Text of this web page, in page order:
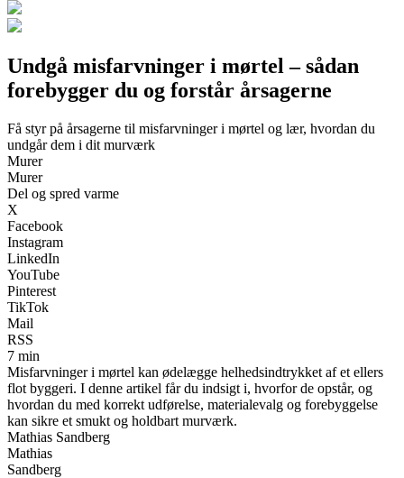
Undgå misfarvninger i mørtel – sådan
forebygger du og forstår årsagerne
Få styr på årsagerne til misfarvninger i mørtel og lær, hvordan du
undgår dem i dit murværk
Murer
Murer
Del og spred varme
X
Facebook
Instagram
LinkedIn
YouTube
Pinterest
TikTok
Mail
RSS
7 min
Misfarvninger i mørtel kan ødelægge helhedsindtrykket af et ellers
flot byggeri. I denne artikel får du indsigt i, hvorfor de opstår, og
hvordan du med korrekt udførelse, materialevalg og forebyggelse
kan sikre et smukt og holdbart murværk.
Mathias Sandberg
Mathias
Sandberg